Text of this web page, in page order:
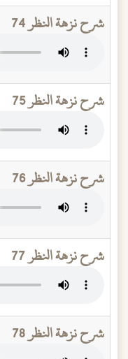
شرح نزهة النظر 74
شرح نزهة النظر 75
شرح نزهة النظر 76
شرح نزهة النظر 77
شرح نزهة النظر 78